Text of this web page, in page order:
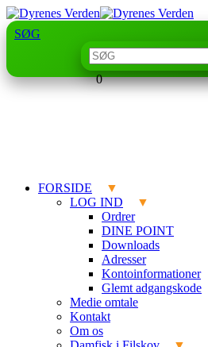
SØG
0
FORSIDE
LOG IND
Ordrer
DINE POINT
Downloads
Adresser
Kontoinformationer
Glemt adgangskode
Medie omtale
Kontakt
Om os